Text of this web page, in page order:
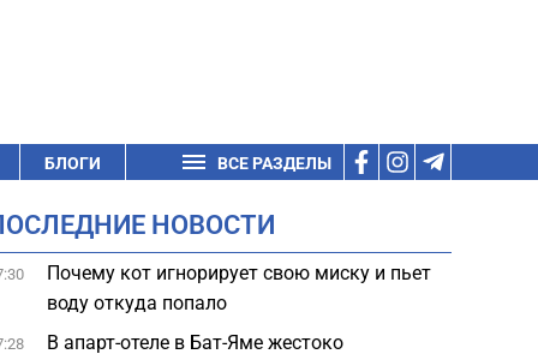
БЛОГИ ВСЕ РАЗДЕЛЫ
НОВОСТИ
Почему кот игнорирует свою миску и пьет
воду откуда попало
В апарт-отеле в Бат-Яме жестоко